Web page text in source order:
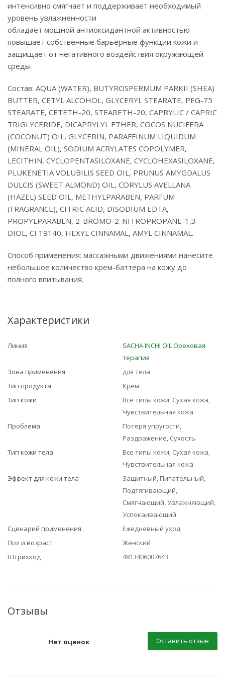
интенсивно смягчает и поддерживает необходимый
уровень увлажненности
обладает мощной антиоксидантной активностью
повышает собственные барьерные функции кожи и
защищает от негативного воздействия окружающей
среды
Состав: AQUA (WATER), BUTYROSPERMUM PARKII (SHEA)
BUTTER, CETYL ALCOHOL, GLYCERYL STEARATE, PEG-75
STEARATE, CETETH-20, STEARETH-20, CAPRYLIC / CAPRIC
TRIGLYCERIDE, DICAPRYLYL ETHER, COCOS NUCIFERA
(COCONUT) OIL, GLYCERIN, PARAFFINUM LIQUIDUM
(MINERAL OIL), SODIUM ACRYLATES COPOLYMER,
LECITHIN, CYCLOPENTASILOXANE, CYCLOHEXASILOXANE,
PLUKENETIA VOLUBILIS SEED OIL, PRUNUS AMYGDALUS
DULCIS (SWEET ALMOND) OIL, CORYLUS AVELLANA
(HAZEL) SEED OIL, METHYLPARABEN, PARFUM
(FRAGRANCE), CITRIC ACID, DISODIUM EDTA,
PROPYLPARABEN, 2-BROMO-2-NITROPROPANE-1,3-
DIOL, CI 19140, HEXYL CINNAMAL, AMYL CINNAMAL.
Способ применения: массажными движениями нанесите
небольшое количество крем-баттера на кожу до
полного впитывания.
Характеристики
Линия
SACHA INCHI OIL Ореховая
терапия
Зона применения
для тела
Тип продукта
Крем
Тип кожи
Все типы кожи, Сухая кожа,
Чувствительная кожа
Проблема
Потеря упругости,
Раздражение, Сухость
Тип кожи тела
Все типы кожи, Сухая кожа,
Чувствительная кожа
Эффект для кожи тела
Защитный, Питательный,
Подтягивающий,
Смягчающий, Увлажняющий,
Успокаивающий
Сценарий применения
Ежедневный уход
Пол и возраст
Женский
Штрихкод
4813406007643
Отзывы
Нет оценок Оставить отзыв